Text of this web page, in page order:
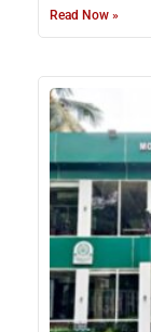
Read Now »